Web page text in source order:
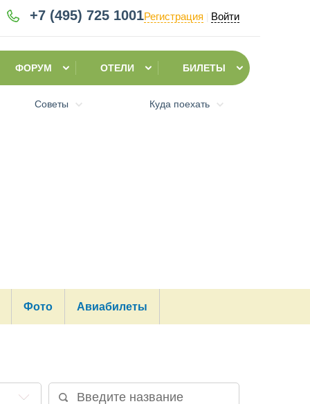
+7 (495) 725 1001Регистрация Войти
ФОРУМ ОТЕЛИ БИЛЕТЫ
Советы Куда поехать
Фото Авиабилеты